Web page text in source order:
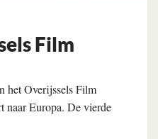
Film
het Overijssels Film
naar Europa. De vierde